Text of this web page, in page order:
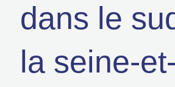
dans le
la seine-et-